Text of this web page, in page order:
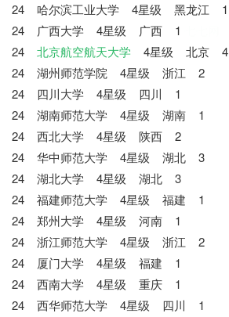
24 哈尔滨工业大学 4星级 黑龙江 1
24 广西大学 4星级 广西 1
24 北京航空航天大学 4星级 北京 4
24 湖州师范学院 4星级 浙江 2
24 四川大学 4星级 四川 1
24 湖南师范大学 4星级 湖南 1
24 西北大学 4星级 陕西 2
24 华中师范大学 4星级 湖北 3
24 湖北大学 4星级 湖北 3
24 福建师范大学 4星级 福建 1
24 郑州大学 4星级 河南 1
24 浙江师范大学 4星级 浙江 2
24 厦门大学 4星级 福建 1
24 西南大学 4星级 重庆 1
24 西华师范大学 4星级 四川 1